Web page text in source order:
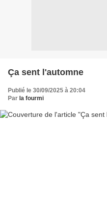
Ça sent l'automne
Publié le 30/09/2025 à 20:04
Par la fourmi